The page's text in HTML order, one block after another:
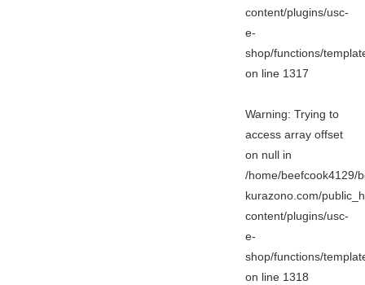
content/plugins/usc-
e-
shop/functions/
on line 1317
Warning: Trying to
access array offset
on null in
/home/beefcook4129/
kurazono.com/
content/plugins/usc-
e-
shop/functions/
on line 1318